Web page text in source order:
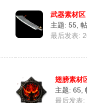
武器素材区
主题: 55
最后发表:
翅膀素材
主题: 65
最后发表